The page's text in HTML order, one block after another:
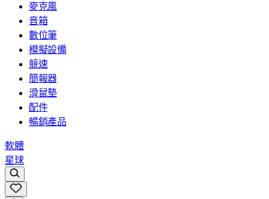
麥克風
音箱
數位筆
模擬設備
競速
簡報器
滑鼠墊
配件
暢銷產品
軟體
星球